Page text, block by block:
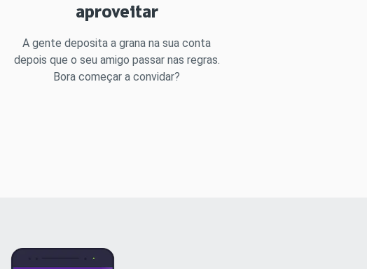
aproveitar
A gente deposita a grana na sua conta
depois que o seu amigo passar nas regras.
Bora começar a convidar?